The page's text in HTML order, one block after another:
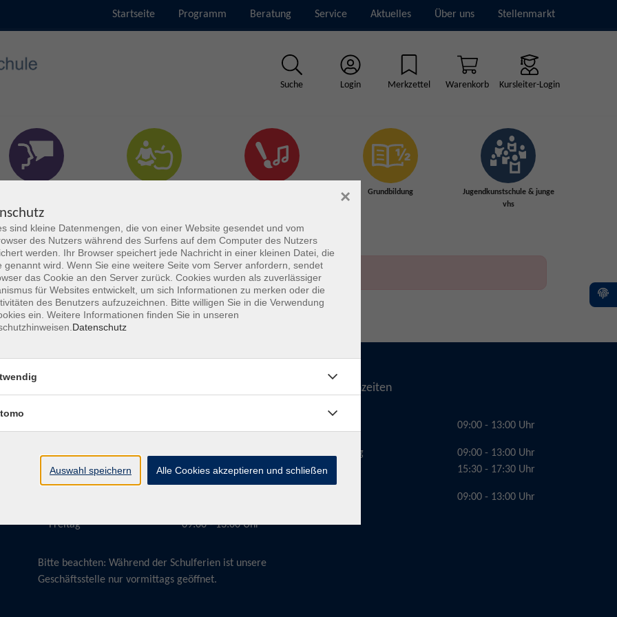
Startseite Programm Beratung Service Aktuelles Über uns Stellenmarkt
Suche Login Merkzettel Warenkorb Kursleiter-Login
Grundbildung
Jugendkunstschule & junge
vhs
Dienstag
Freitag
15:30 - 17:30 Uhr
09:00 - 13:00 Uhr
Bitte beachten: Während der Schulferien ist unsere
Geschäftsstelle nur vormittags geöffnet.
Telefonzeiten
Dienstag
09:00 - 13:00 Uhr
09:00 - 13:00 Uhr
15:30 - 17:30 Uhr
09:00 - 13:00 Uhr
sind kleine Datenmengen, die von einer Website gesendet und vom
des Nutzers während des Surfens auf dem Computer des Nutzers
werden. Ihr Browser speichert jede Nachricht in einer kleinen Datei, die
genannt wird. Wenn Sie eine weitere Seite vom Server anfordern, sendet
das Cookie an den Server zurück. Cookies wurden als zuverlässiger
für Websites entwickelt, um sich Informationen zu merken oder die
des Benutzers aufzuzeichnen. Bitte willigen Sie in die Verwendung
ein. Weitere Informationen finden Sie in unseren
Datenschutz
×
Auswahl speichern Alle Cookies akzeptieren und schließen